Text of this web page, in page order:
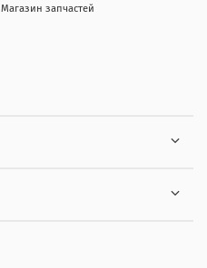
Магазин запчастей